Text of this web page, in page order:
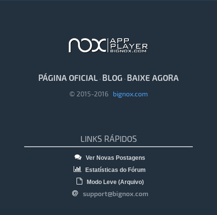
PÁGINA OFICIAL · BLOG · BAIXE AGORA
© 2015-2016 bignox.com
LINKS RÁPIDOS
Ver Novas Postagens
Estatísticas do Fórum
Modo Leve (Arquivo)
support@bignox.com